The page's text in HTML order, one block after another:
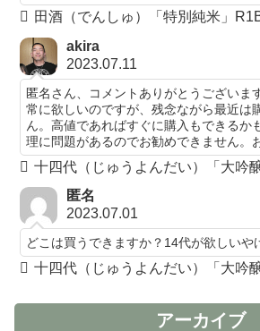
田酒（でんしゅ）「特別純米」
akira
2023.07.11
匿名さん、コメントありがとうございま
常に欲しいのですが、残念ながら最近は
ん。高値であればすぐに購入もできるか
理に問題があるのでお勧めできません。
十四代（じゅうよんだい）「大吟
匿名
2023.07.01
どこは買うできますか？14代が欲しいや
十四代（じゅうよんだい）「大吟
アーカイブ